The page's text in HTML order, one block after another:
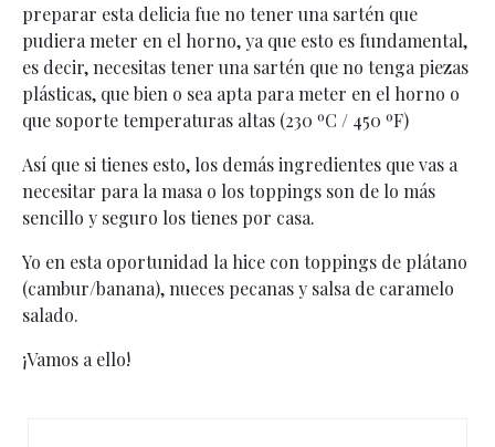
preparar esta delicia fue no tener una sartén que
pudiera meter en el horno, ya que esto es fundamental,
es decir, necesitas tener una sartén que no tenga piezas
plásticas, que bien o sea apta para meter en el horno o
que soporte temperaturas altas (230 ºC / 450 ºF)
Así que si tienes esto, los demás ingredientes que vas a
necesitar para la masa o los toppings son de lo más
sencillo y seguro los tienes por casa.
Yo en esta oportunidad la hice con toppings de plátano
(cambur/banana), nueces pecanas y salsa de caramelo
salado.
¡Vamos a ello!